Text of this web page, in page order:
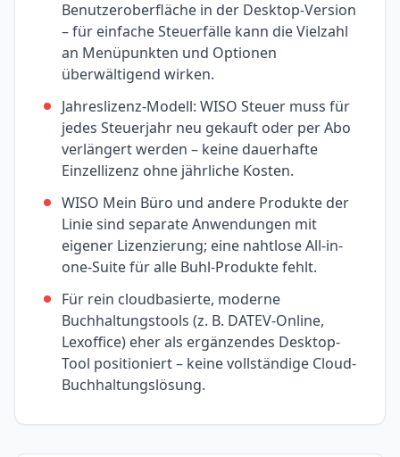
Benutzeroberfläche in der Desktop-Version
– für einfache Steuerfälle kann die Vielzahl
an Menüpunkten und Optionen
überwältigend wirken.
Jahreslizenz-Modell: WISO Steuer muss für
jedes Steuerjahr neu gekauft oder per Abo
verlängert werden – keine dauerhafte
Einzellizenz ohne jährliche Kosten.
WISO Mein Büro und andere Produkte der
Linie sind separate Anwendungen mit
eigener Lizenzierung; eine nahtlose All-in-
one-Suite für alle Buhl-Produkte fehlt.
Für rein cloudbasierte, moderne
Buchhaltungstools (z. B. DATEV-Online,
Lexoffice) eher als ergänzendes Desktop-
Tool positioniert – keine vollständige Cloud-
Buchhaltungslösung.